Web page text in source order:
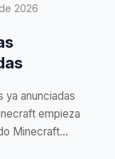
2026
ya anunciadas
empieza
Minecraft…